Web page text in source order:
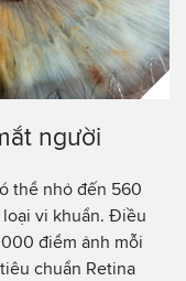
người
thể nhỏ đến 560
loại vi khuẩn. Điều
điểm ảnh mỗi
chuẩn Retina